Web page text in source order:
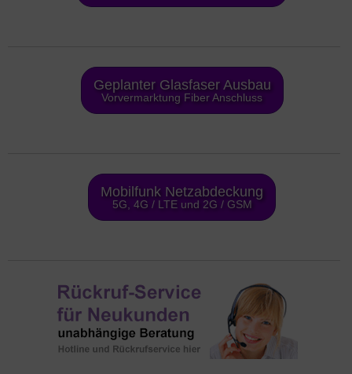
Geplanter Glasfaser Ausbau
Vorvermarktung Fiber Anschluss
Mobilfunk Netzabdeckung
5G, 4G / LTE und 2G / GSM